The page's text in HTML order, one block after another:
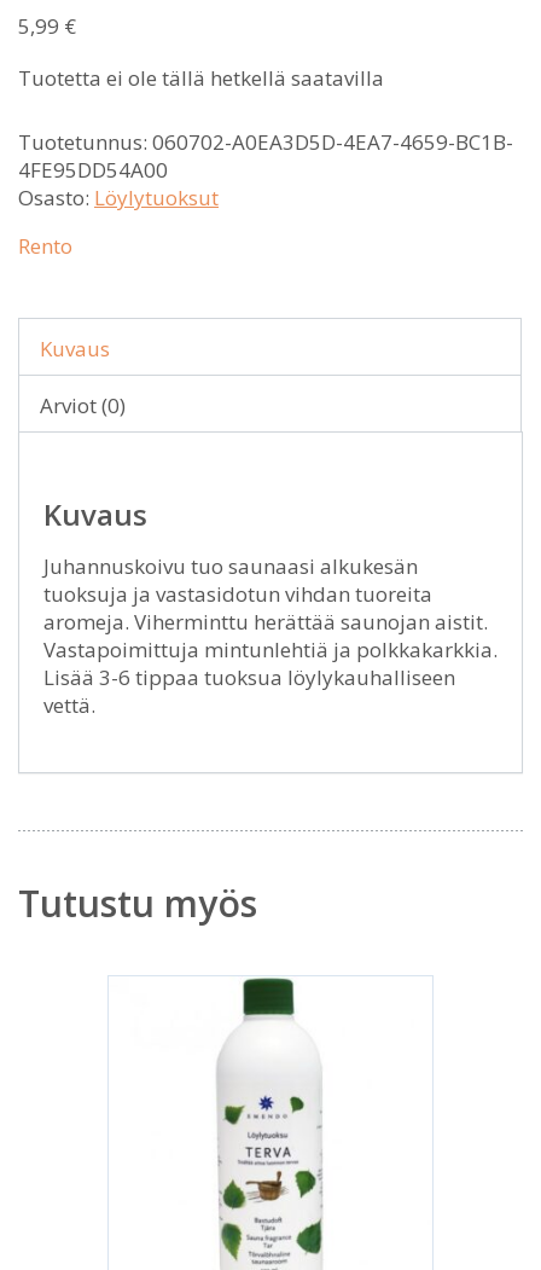
5,99 €
Tuotetta ei ole tällä hetkellä saatavilla
Tuotetunnus: 060702-A0EA3D5D-4EA7-4659-BC1B-
4FE95DD54A00
Osasto: Löylytuoksut
Rento
Kuvaus
Arviot (0)
Kuvaus
Juhannuskoivu tuo saunaasi alkukesän
tuoksuja ja vastasidotun vihdan tuoreita
aromeja. Viherminttu herättää saunojan aistit.
Vastapoimittuja mintunlehtiä ja polkkakarkkia.
Lisää 3-6 tippaa tuoksua löylykauhalliseen
vettä.
Tutustu myös